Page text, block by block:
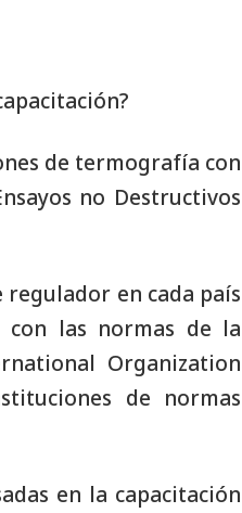
de termografía con
no Destructivos
en cada país
con las normas de la
Organization
de normas
en la capacitación